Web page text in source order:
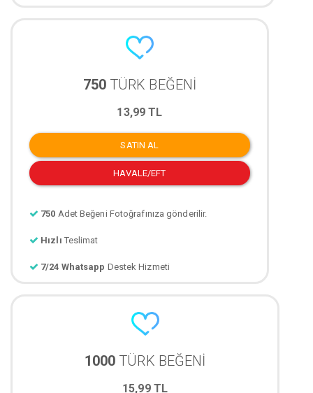
750TÜRK BEĞENİ
13,99 TL
SATIN AL
HAVALE/EFT
750 Adet Beğeni Fotoğrafınıza gönderilir.
Hızlı Teslimat
7/24 Whatsapp Destek Hizmeti
1000 TÜRK BEĞENİ
15,99 TL